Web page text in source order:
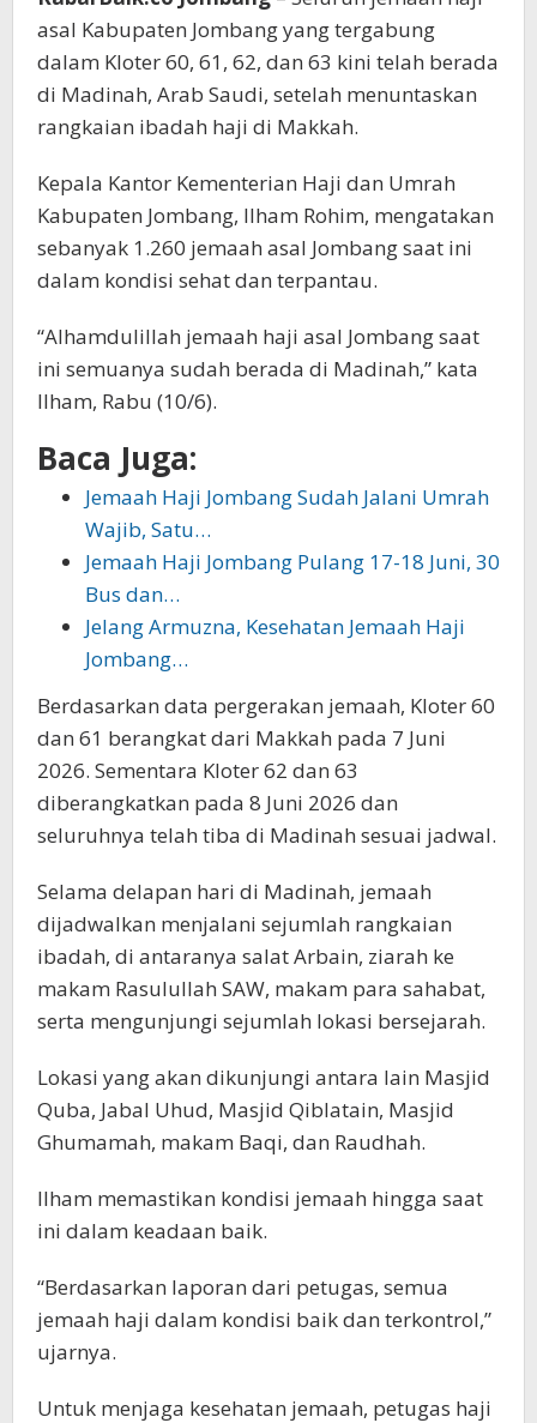
asal Kabupaten Jombang yang tergabung
dalam Kloter 60, 61, 62, dan 63 kini telah berada
di Madinah, Arab Saudi, setelah menuntaskan
rangkaian ibadah haji di Makkah.
Kepala Kantor Kementerian Haji dan Umrah
Kabupaten Jombang, Ilham Rohim, mengatakan
sebanyak 1.260 jemaah asal Jombang saat ini
dalam kondisi sehat dan terpantau.
“Alhamdulillah jemaah haji asal Jombang saat
ini semuanya sudah berada di Madinah,” kata
Ilham, Rabu (10/6).
Baca Juga:
Jemaah Haji Jombang Sudah Jalani Umrah
Wajib, Satu…
Jemaah Haji Jombang Pulang 17-18 Juni, 30
Bus dan…
Jelang Armuzna, Kesehatan Jemaah Haji
Jombang…
Berdasarkan data pergerakan jemaah, Kloter 60
dan 61 berangkat dari Makkah pada 7 Juni
2026. Sementara Kloter 62 dan 63
diberangkatkan pada 8 Juni 2026 dan
seluruhnya telah tiba di Madinah sesuai jadwal.
Selama delapan hari di Madinah, jemaah
dijadwalkan menjalani sejumlah rangkaian
ibadah, di antaranya salat Arbain, ziarah ke
makam Rasulullah SAW, makam para sahabat,
serta mengunjungi sejumlah lokasi bersejarah.
Lokasi yang akan dikunjungi antara lain Masjid
Quba, Jabal Uhud, Masjid Qiblatain, Masjid
Ghumamah, makam Baqi, dan Raudhah.
Ilham memastikan kondisi jemaah hingga saat
ini dalam keadaan baik.
“Berdasarkan laporan dari petugas, semua
jemaah haji dalam kondisi baik dan terkontrol,”
ujarnya.
Untuk menjaga kesehatan jemaah, petugas haji